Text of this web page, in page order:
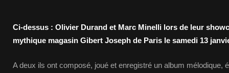
Ci-dessus : Olivier Durand et Marc Minelli lors de leur
mythique magasin Gibert Joseph de Paris le samedi 13
A deux ils ont composé, joué et enregistré un album mélodique,